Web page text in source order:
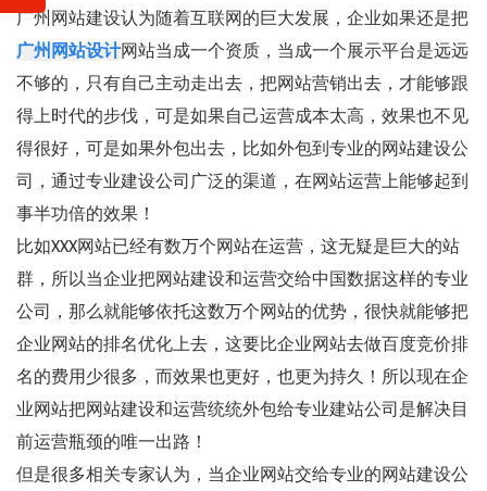
广州网站建设认为随着互联网的巨大发展，企业如果还是把
广州网站设计网站当成一个资质，当成一个展示平台是远远
不够的，只有自己主动走出去，把网站营销出去，才能够跟
得上时代的步伐，可是如果自己运营成本太高，效果也不见
得很好，可是如果外包出去，比如外包到专业的网站建设公
司，通过专业建设公司广泛的渠道，在网站运营上能够起到
事半功倍的效果！
比如XXX网站已经有数万个网站在运营，这无疑是巨大的站
群，所以当企业把网站建设和运营交给中国数据这样的专业
公司，那么就能够依托这数万个网站的优势，很快就能够把
企业网站的排名优化上去，这要比企业网站去做百度竞价排
名的费用少很多，而效果也更好，也更为持久！所以现在企
业网站把网站建设和运营统统外包给专业建站公司是解决目
前运营瓶颈的唯一出路！
但是很多相关专家认为，当企业网站交给专业的网站建设公